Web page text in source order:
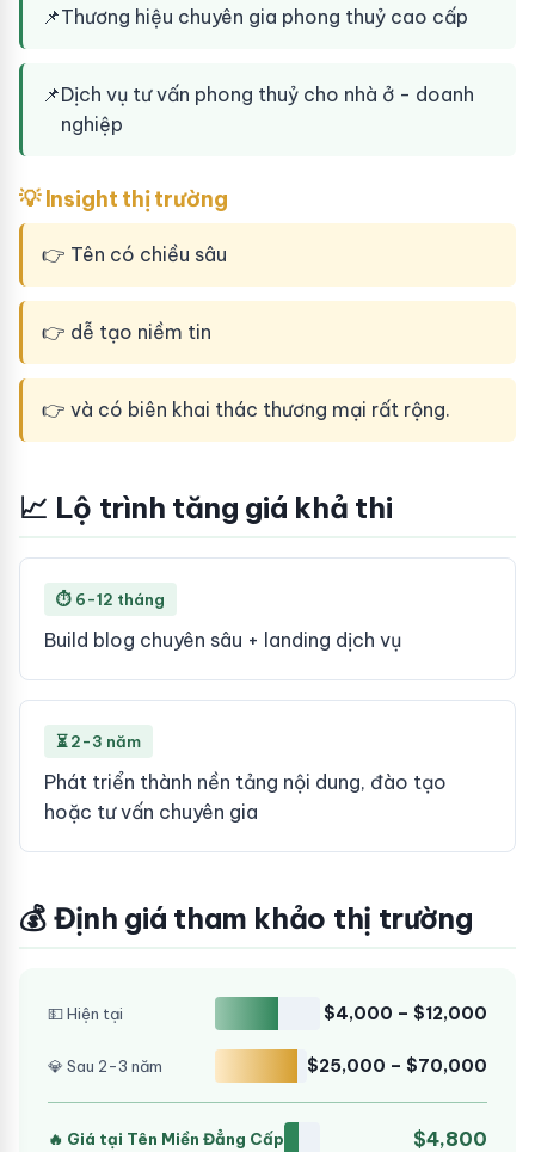
📌Thương hiệu chuyên gia phong thuỷ cao cấp
📌Dịch vụ tư vấn phong thuỷ cho nhà ở - doanh
nghiệp
💡 Insight thị trường
👉 Tên có chiều sâu
👉 dễ tạo niềm tin
👉 và có biên khai thác thương mại rất rộng.
📈 Lộ trình tăng giá khả thi
⏱ 6-12 tháng
Build blog chuyên sâu + landing dịch vụ
⏳ 2-3 năm
Phát triển thành nền tảng nội dung, đào tạo
hoặc tư vấn chuyên gia
💰 Định giá tham khảo thị trường
💵 Hiện tại $4,000 – $12,000
💎 Sau 2-3 năm $25,000 – $70,000
🔥 Giá tại Tên Miền Đẳng Cấp $4,800